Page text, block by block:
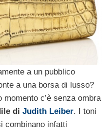
a un pubblico
a una borsa di lusso?
c’è senza ombra
di Judith Leiber. I toni
combinano infatti